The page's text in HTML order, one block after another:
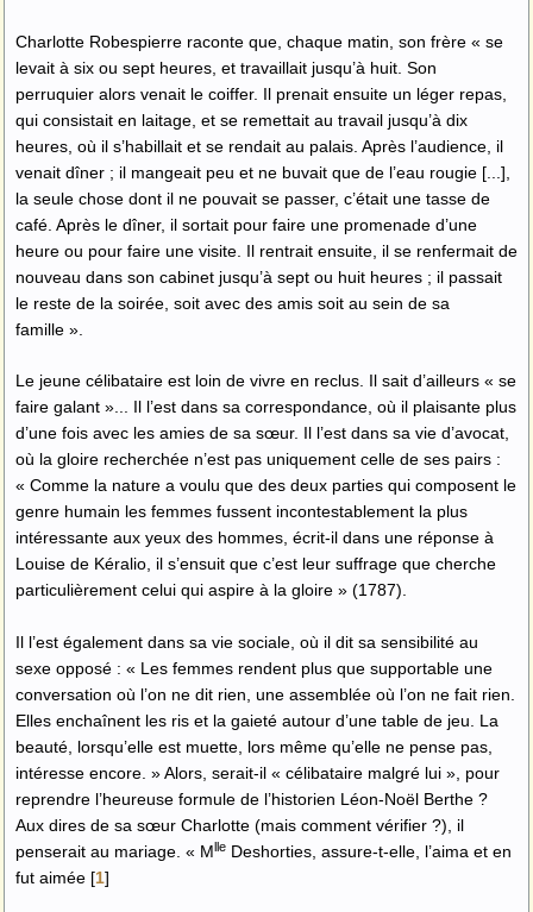
Charlotte Robespierre raconte que, chaque matin, son frère « se
levait à six ou sept heures, et travaillait jusqu’à huit. Son
perruquier alors venait le coiffer. Il prenait ensuite un léger repas,
qui consistait en laitage, et se remettait au travail jusqu’à dix
heures, où il s’habillait et se rendait au palais. Après l’audience, il
venait dîner ; il mangeait peu et ne buvait que de l’eau rougie [...],
la seule chose dont il ne pouvait se passer, c’était une tasse de
café. Après le dîner, il sortait pour faire une promenade d’une
heure ou pour faire une visite. Il rentrait ensuite, il se renfermait de
nouveau dans son cabinet jusqu’à sept ou huit heures ; il passait
le reste de la soirée, soit avec des amis soit au sein de sa
famille ».
Le jeune célibataire est loin de vivre en reclus. Il sait d’ailleurs « se
faire galant »... Il l’est dans sa correspondance, où il plaisante plus
d’une fois avec les amies de sa sœur. Il l’est dans sa vie d’avocat,
où la gloire recherchée n’est pas uniquement celle de ses pairs :
« Comme la nature a voulu que des deux parties qui composent le
genre humain les femmes fussent incontestablement la plus
intéressante aux yeux des hommes, écrit-il dans une réponse à
Louise de Kéralio, il s’ensuit que c’est leur suffrage que cherche
particulièrement celui qui aspire à la gloire » (1787).
Il l’est également dans sa vie sociale, où il dit sa sensibilité au
sexe opposé : « Les femmes rendent plus que supportable une
conversation où l’on ne dit rien, une assemblée où l’on ne fait rien.
Elles enchaînent les ris et la gaieté autour d’une table de jeu. La
beauté, lorsqu’elle est muette, lors même qu’elle ne pense pas,
intéresse encore. » Alors, serait-il « célibataire malgré lui », pour
reprendre l’heureuse formule de l’historien Léon-Noël Berthe ?
Aux dires de sa sœur Charlotte (mais comment vérifier ?), il
penserait au mariage. « MlleDeshorties, assure-t-elle, l’aima et en
fut aimée[1]